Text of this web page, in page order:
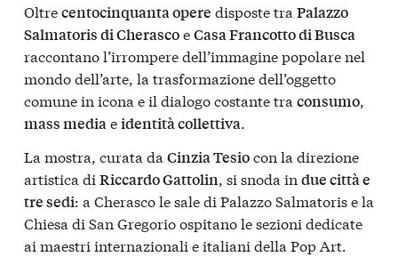
Oltrecentocinquanta opere disposte tra Palazzo
Salmatoris di CherascoeCasa Francotto di Busca
raccontano l’irrompere dell’immagine popolare nel
mondo dell’arte, la trasformazione dell’oggetto
comune in icona e il dialogo costante tra consumo,
mass mediaeidentità collettiva.
La mostra, curata da Cinzia Tesiocon la direzione
artistica di Riccardo Gattolin, si snoda in due città e
tre sedi: a Cherasco le sale di Palazzo Salmatoris e la
Chiesa di San Gregorio ospitano le sezioni dedicate
ai maestri internazionali e italiani della Pop Art.